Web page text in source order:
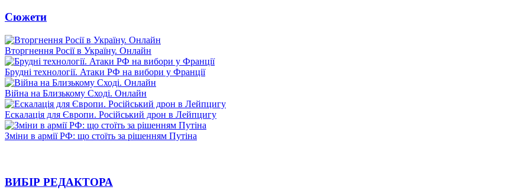
Сюжети
Вторгнення Росії в Україну. Онлайн
Брудні технології. Атаки РФ на вибори у Франції
Війна на Близькому Сході. Онлайн
Ескалація для Європи. Російський дрон в Лейпцигу
Зміни в армії РФ: що стоїть за рішенням Путіна
ВИБІР РЕДАКТОРА